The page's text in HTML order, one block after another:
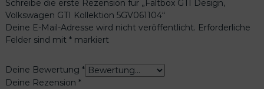
Schreibe die erste Rezension für „Faltbox GTI Design,
Volkswagen GTI Kollektion 5GV061104“
Deine E-Mail-Adresse wird nicht veröffentlicht. Erforderliche
Felder sind mit *markiert
Deine Bewertung *
Deine Rezension *